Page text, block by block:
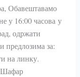
Обавештавамо
у 16:00 часова у
одржати
за:
на линку.
Шафар